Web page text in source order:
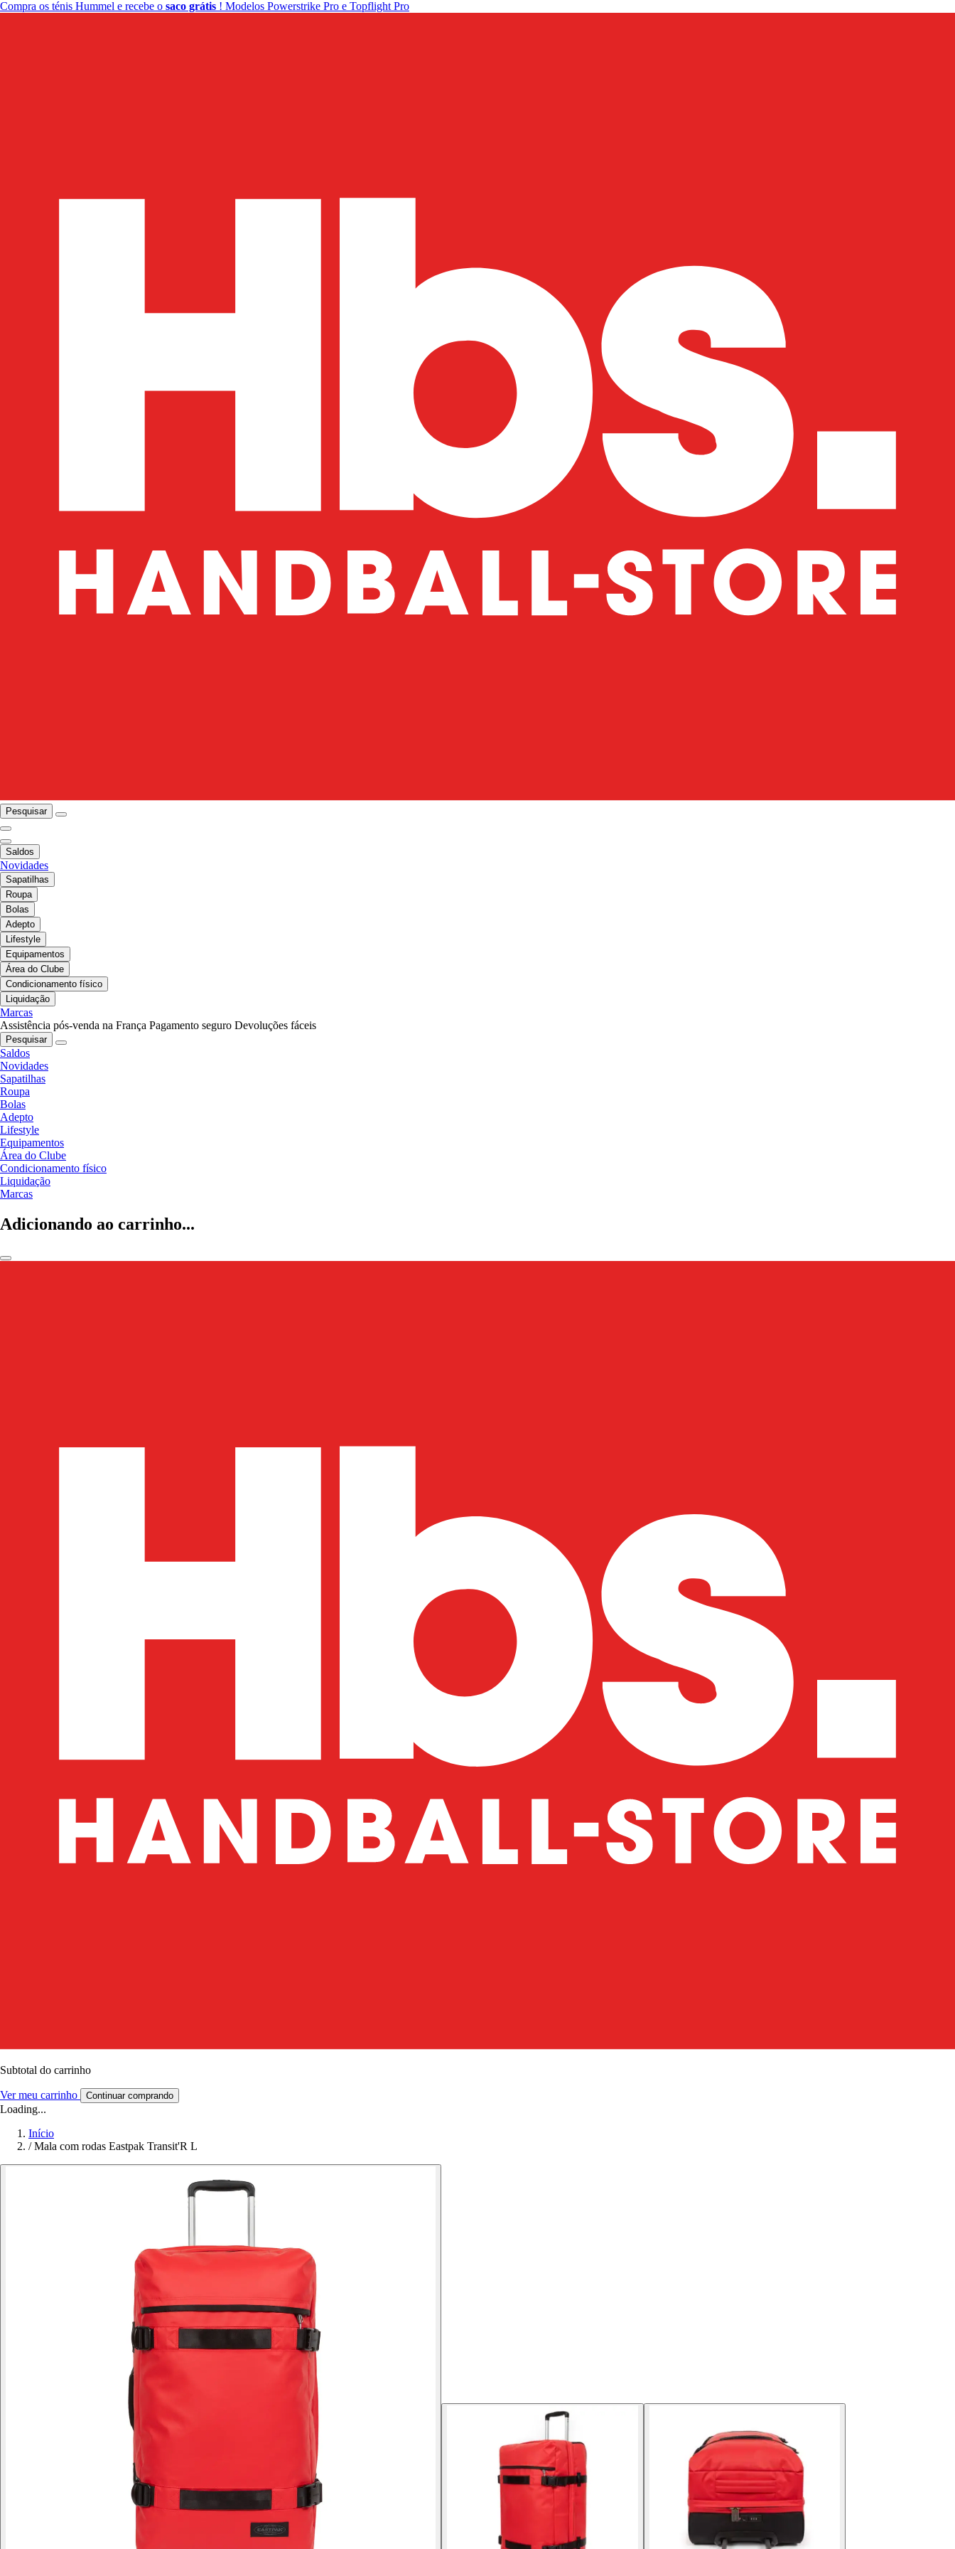
Compra os ténis Hummel e recebe o saco grátis ! Modelos Powerstrike Pro e Topflight Pro
Pesquisar
Saldos
Novidades
Sapatilhas
Roupa
Bolas
Adepto
Lifestyle
Equipamentos
Área do Clube
Condicionamento físico
Liquidação
Marcas
Assistência pós-venda na França Pagamento seguro Devoluções fáceis
Pesquisar
Saldos
Novidades
Sapatilhas
Roupa
Bolas
Adepto
Lifestyle
Equipamentos
Área do Clube
Condicionamento físico
Liquidação
Marcas
Adicionando ao carrinho...
Subtotal do carrinho
Ver meu carrinho Continuar comprando
Loading...
Início
/ Mala com rodas Eastpak Transit'R L